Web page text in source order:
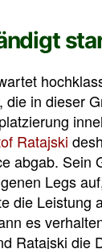
die in dieser
Ratajski
abgab. Sein
Legs
die Leistung
es
Ratajski die